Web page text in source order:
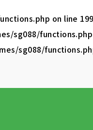
on line 199
sg088/functions.php
sg088/